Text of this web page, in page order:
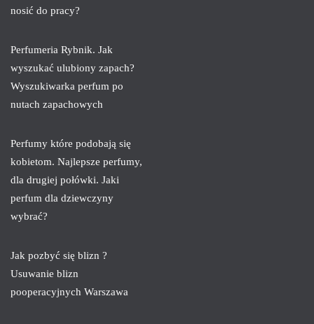
nosić do pracy?
Perfumeria Rybnik. Jak
wyszukać ulubiony zapach?
Wyszukiwarka perfum po
nutach zapachowych
Perfumy które podobają się
kobietom. Najlepsze perfumy,
dla drugiej połówki. Jaki
perfum dla dziewczyny
wybrać?
Jak pozbyć się blizn ?
Usuwanie blizn
pooperacyjnych Warszawa